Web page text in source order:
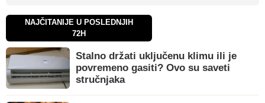
NAJČITANIJE U POSLEDNJIH
72H
Stalno držati uključenu klimu ili je
povremeno gasiti? Ovo su saveti
stručnjaka